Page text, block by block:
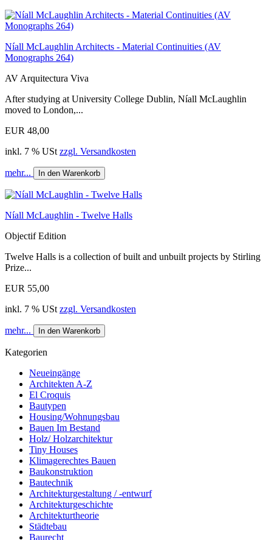
Níall McLaughlin Architects - Material Continuities (AV
Monographs 264)
AV Arquitectura Viva
After studying at University College Dublin, Níall McLaughlin
moved to London,...
EUR 48,00
inkl. 7 % USt zzgl. Versandkosten
mehr... In den Warenkorb
Níall McLaughlin - Twelve Halls
Objectif Edition
Twelve Halls is a collection of built and unbuilt projects by Stirling
Prize...
EUR 55,00
inkl. 7 % USt zzgl. Versandkosten
mehr... In den Warenkorb
Kategorien
Neueingänge
Architekten A-Z
El Croquis
Bautypen
Housing/Wohnungsbau
Bauen Im Bestand
Holz/ Holzarchitektur
Tiny Houses
Klimagerechtes Bauen
Baukonstruktion
Bautechnik
Architekturgestaltung / -entwurf
Architekturgeschichte
Architekturtheorie
Städtebau
Baurecht